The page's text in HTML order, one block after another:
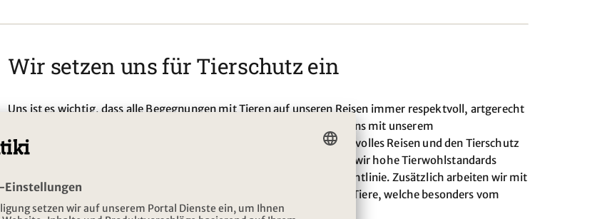
Wir setzen uns für Tierschutz ein
Uns ist es wichtig, dass alle Begegnungen mit Tieren auf unseren Reisen immer respektvoll, artgerecht
und mit dem Tierwohl im Sinn verlaufen. Deswegen engagieren wir uns mit unserem
Nachhaltigkeitsprogramm
gezielt für verantwortungsvolles Reisen und den Tierschutz
im Norden. Gemeinsam mit unseren Partnern sorgen wir dafür, dass wir hohe Tierwohlstandards
setzen. Seit 2019 haben wir hierfür eine konzerneigene Tierschutzrichtlinie. Zusätzlich arbeiten wir mit
Partnern und Experten an spezifischen Projekten und Richtlinien für Tiere, welche besonders vom
Tourismus betroffen sind, wie Huskys, Wale und Islandpferde.